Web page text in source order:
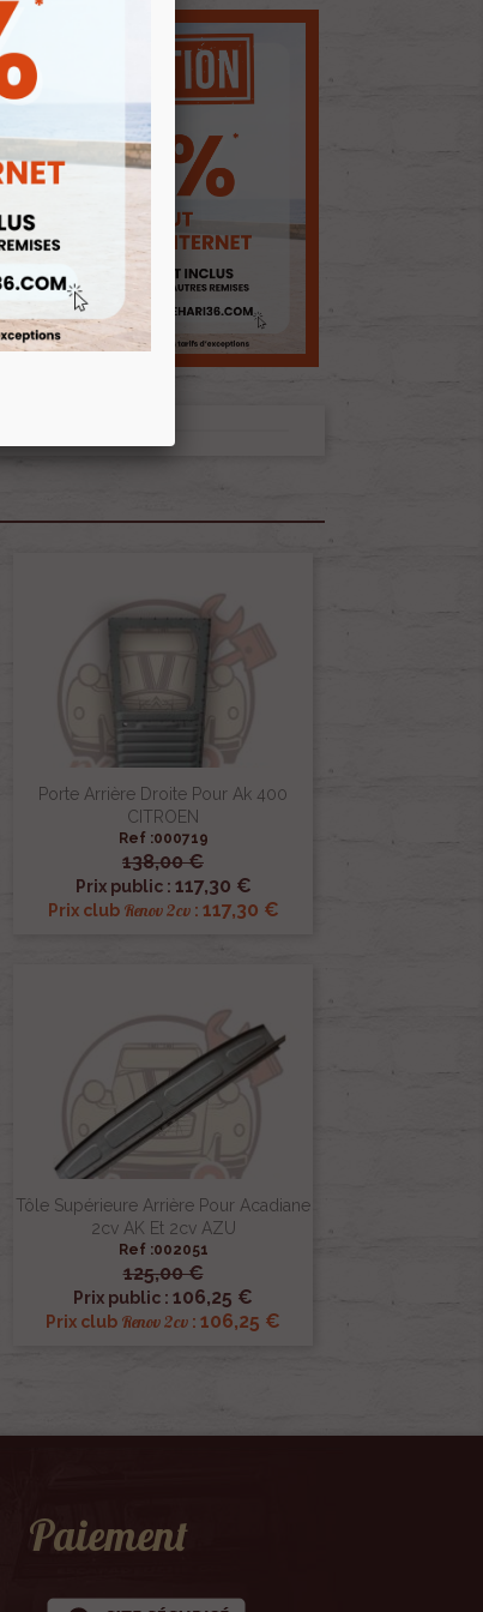
Porte Arrière Droite Pour Ak 400
CITROEN
Ref :000719
138,00 €
Prix public : 117,30 €
Prix club Renov 2cv: 117,30 €
 Aperçu rapide
Tôle Supérieure Arrière Pour Acadiane
2cv AK Et 2cv AZU
Ref :002051
125,00 €
Prix public : 106,25 €
Prix club Renov 2cv : 106,25 €
 Aperçu rapide
Paiement